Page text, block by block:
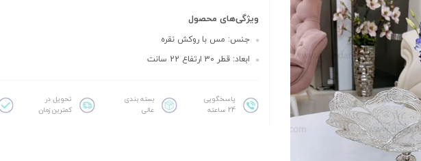
ویژگی‌های محصول
جنس: مس با روکش نقره
ابعاد: قطر 30 ارتفاع 22 سانت
پاسخگویی
24 ساعته
بسته بندی
عالی
تحویل در
کمترین زمان